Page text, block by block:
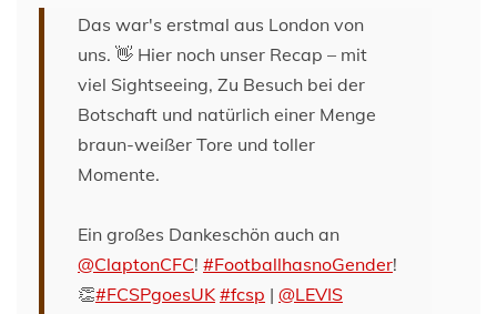
Das war's erstmal aus London von
uns. 👋 Hier noch unser Recap – mit
viel Sightseeing, Zu Besuch bei der
Botschaft und natürlich einer Menge
braun-weißer Tore und toller
Momente.
Ein großes Dankeschön auch an
@ClaptonCFC! #FootballhasnoGender!
👏#FCSPgoesUK #fcsp | @LEVIS